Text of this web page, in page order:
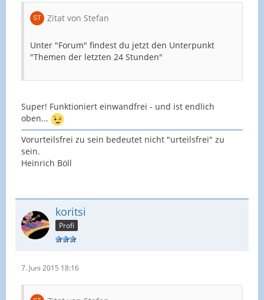
Zitat von Stefan
Unter "Forum" findest du jetzt den Unterpunkt
"Themen der letzten 24 Stunden"
Super! Funktioniert einwandfrei - und ist endlich
oben...
Vorurteilsfrei zu sein bedeutet nicht "urteilsfrei" zu
sein.
Heinrich Böll
koritsi
Profi
7. Juni 2015 18:16